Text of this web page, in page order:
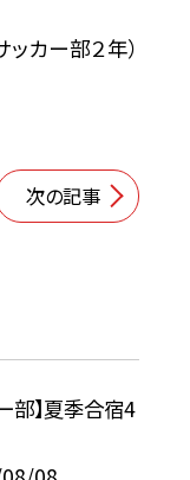
ッカー部２年）
次の記事
部】夏季合宿4